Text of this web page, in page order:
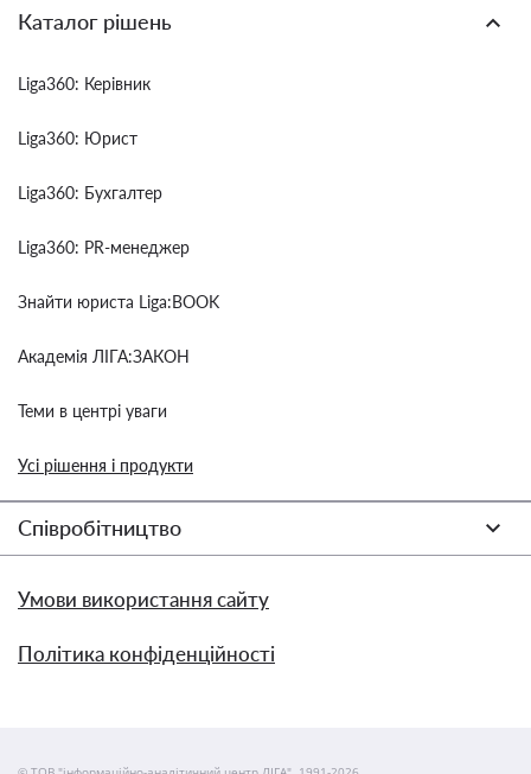
Каталог рішень
Liga360: Керівник
Liga360: Юрист
Liga360: Бухгалтер
Liga360: PR-менеджер
Знайти юриста Liga:BOOK
Академія ЛІГА:ЗАКОН
Теми в центрі уваги
Усі рішення і продукти
Співробітництво
Умови використання сайту
Політика конфіденційності